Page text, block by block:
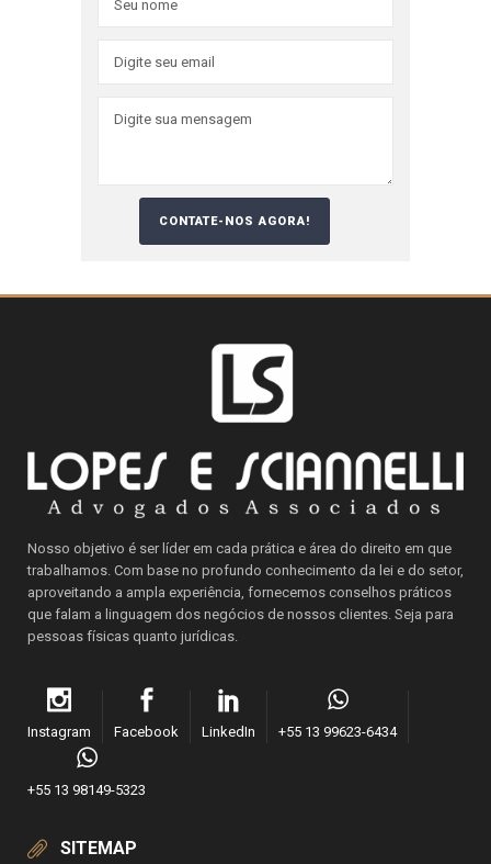
Nosso objetivo é ser líder em cada prática e área do direito em que
trabalhamos. Com base no profundo conhecimento da lei e do setor,
aproveitando a ampla experiência, fornecemos conselhos práticos
que falam a linguagem dos negócios de nossos clientes. Seja para
pessoas físicas quanto jurídicas.
Instagram Facebook LinkedIn +55 13 99623-6434
+55 13 98149-5323
SITEMAP